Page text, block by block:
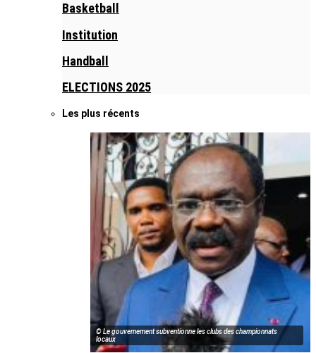
Basketball
Institution
Handball
ELECTIONS 2025
Les plus récents
© Le gouvernement subventionne les clubs des championnats
locaux